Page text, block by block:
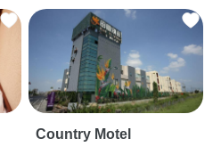
Country Motel